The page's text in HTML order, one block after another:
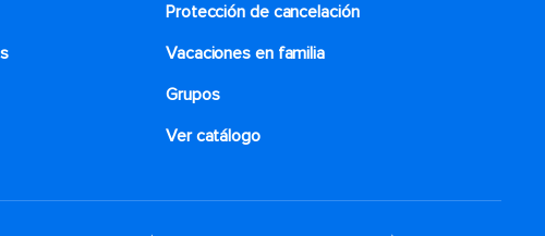
Protección de cancelación
Vacaciones en familia
Grupos
Ver catálogo